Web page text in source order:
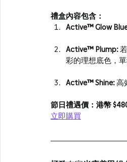
禮盒內容包含：
Active™ Glow
Active™ Plump:
彩的理想底色，
Active™ Shine:高
節日禮遇價：港幣
立即購買